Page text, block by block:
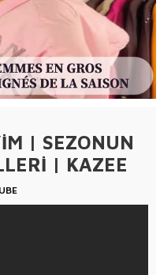
| SEZONUN
| KAZEE